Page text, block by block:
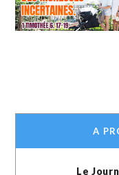
A
Le